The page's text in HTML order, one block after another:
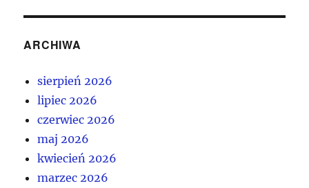
ARCHIWA
sierpień 2026
lipiec 2026
czerwiec 2026
maj 2026
kwiecień 2026
marzec 2026